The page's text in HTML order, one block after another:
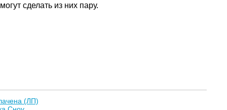
сделать из них пару.
(ЛП)